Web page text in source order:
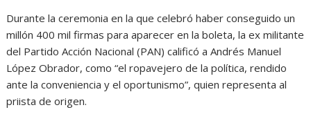
Durante la ceremonia en la que celebró haber conseguido un
millón 400 mil firmas para aparecer en la boleta, la ex militante
del Partido Acción Nacional (PAN) calificó a Andrés Manuel
López Obrador, como “el ropavejero de la política, rendido
ante la conveniencia y el oportunismo”, quien representa al
priista de origen.